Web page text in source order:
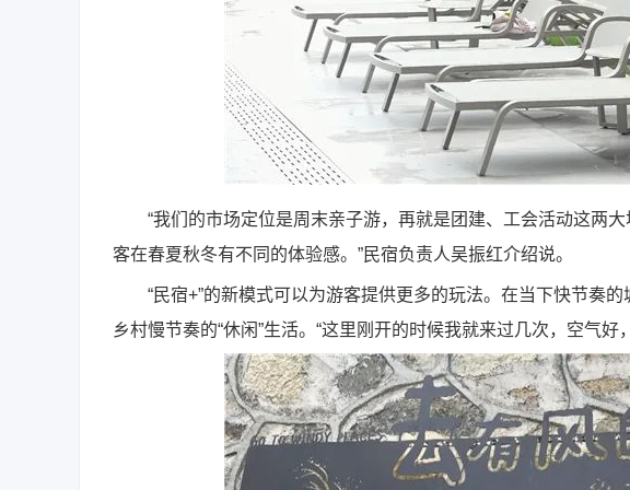
“我们的市场定位是周末亲子游，再就是团建、工会活动这两大
客在春夏秋冬有不同的体验感。”民宿负责人吴振红介绍说。
“民宿+”的新模式可以为游客提供更多的玩法。在当下快节奏的
乡村慢节奏的“休闲”生活。“这里刚开的时候我就来过几次，空气